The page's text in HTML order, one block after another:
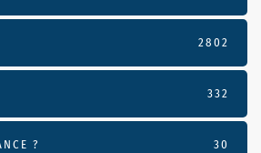
2802
332
? 30